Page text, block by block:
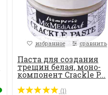
избранное сравнить
Паста для создания
трещин белая, моно-
компонент Crackle P...
(1)